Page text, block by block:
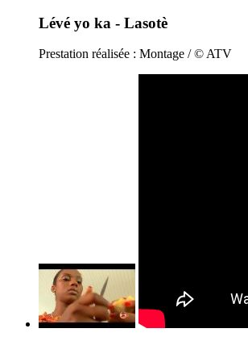
Lévé yo ka - Lasotè
Prestation réalisée : Montage / © ATV